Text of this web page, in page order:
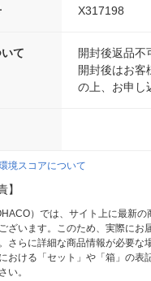
X317198
て
開封後返品不
開封後はお
の上、お申し
境スコアについて
】
）では、サイト上に最新
ざいます。このため、実際に
さらに詳細な商品情報が必要な
おける「セット」や「箱」の
い。